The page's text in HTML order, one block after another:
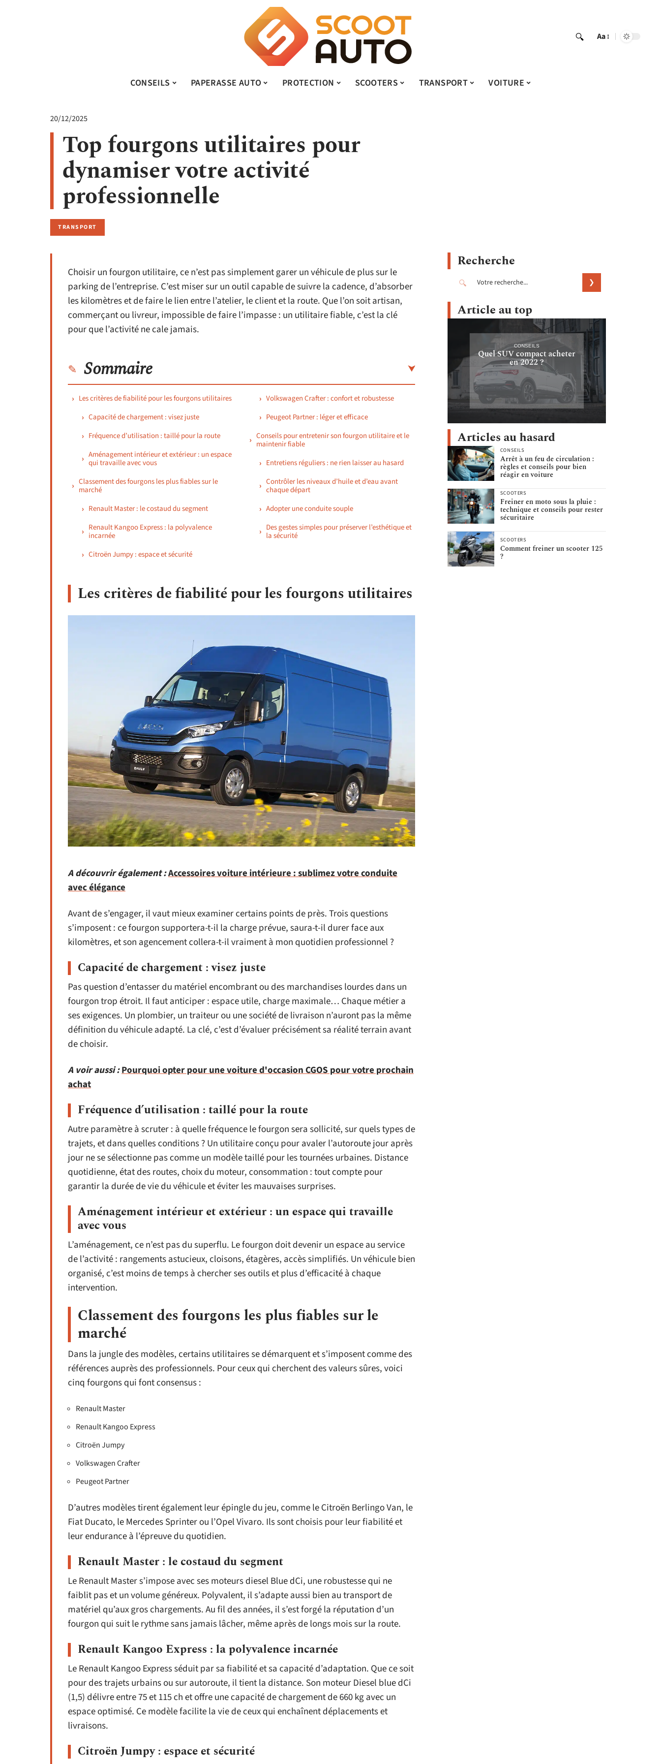
Aa
CONSEILS PAPERASSE AUTO PROTECTION SCOOTERS TRANSPORT VOITURE
20/12/2025
Top fourgons utilitaires pour
dynamiser votre activité
professionnelle
TRANSPORT
Choisir un fourgon utilitaire, ce n’est pas simplement garer un véhicule de plus sur le
parking de l’entreprise. C’est miser sur un outil capable de suivre la cadence, d’absorber
les kilomètres et de faire le lien entre l’atelier, le client et la route. Que l’on soit artisan,
commerçant ou livreur, impossible de faire l’impasse : un utilitaire fiable, c’est la clé
pour que l’activité ne cale jamais.
Sommaire
Les critères de fiabilité pour les fourgons utilitaires
Capacité de chargement : visez juste
Fréquence d’utilisation : taillé pour la route
Aménagement intérieur et extérieur : un espace
qui travaille avec vous
Classement des fourgons les plus fiables sur le
marché
Renault Master : le costaud du segment
Renault Kangoo Express : la polyvalence
incarnée
Citroën Jumpy : espace et sécurité
Volkswagen Crafter : confort et robustesse
Peugeot Partner : léger et efficace
Conseils pour entretenir son fourgon utilitaire et le
maintenir fiable
Entretiens réguliers : ne rien laisser au hasard
Contrôler les niveaux d’huile et d’eau avant
chaque départ
Adopter une conduite souple
Des gestes simples pour préserver l’esthétique et
la sécurité
Les critères de fiabilité pour les fourgons utilitaires
A découvrir également :Accessoires voiture intérieure : sublimez votre conduite
avec élégance
Avant de s’engager, il vaut mieux examiner certains points de près. Trois questions
s’imposent : ce fourgon supportera-t-il la charge prévue, saura-t-il durer face aux
kilomètres, et son agencement collera-t-il vraiment à mon quotidien professionnel ?
Capacité de chargement : visez juste
Pas question d’entasser du matériel encombrant ou des marchandises lourdes dans un
fourgon trop étroit. Il faut anticiper : espace utile, charge maximale… Chaque métier a
ses exigences. Un plombier, un traiteur ou une société de livraison n’auront pas la même
définition du véhicule adapté. La clé, c’est d’évaluer précisément sa réalité terrain avant
de choisir.
A voir aussi :Pourquoi opter pour une voiture d'occasion CGOS pour votre prochain
achat
Fréquence d’utilisation : taillé pour la route
Autre paramètre à scruter : à quelle fréquence le fourgon sera sollicité, sur quels types de
trajets, et dans quelles conditions ? Un utilitaire conçu pour avaler l’autoroute jour après
jour ne se sélectionne pas comme un modèle taillé pour les tournées urbaines. Distance
quotidienne, état des routes, choix du moteur, consommation : tout compte pour
garantir la durée de vie du véhicule et éviter les mauvaises surprises.
Aménagement intérieur et extérieur : un espace qui travaille
avec vous
L’aménagement, ce n’est pas du superflu. Le fourgon doit devenir un espace au service
de l’activité : rangements astucieux, cloisons, étagères, accès simplifiés. Un véhicule bien
organisé, c’est moins de temps à chercher ses outils et plus d’efficacité à chaque
intervention.
Classement des fourgons les plus fiables sur le
marché
Dans la jungle des modèles, certains utilitaires se démarquent et s’imposent comme des
références auprès des professionnels. Pour ceux qui cherchent des valeurs sûres, voici
cinq fourgons qui font consensus :
Renault Master
Renault Kangoo Express
Citroën Jumpy
Volkswagen Crafter
Peugeot Partner
D’autres modèles tirent également leur épingle du jeu, comme le Citroën Berlingo Van, le
Fiat Ducato, le Mercedes Sprinter ou l’Opel Vivaro. Ils sont choisis pour leur fiabilité et
leur endurance à l’épreuve du quotidien.
Renault Master : le costaud du segment
Le Renault Master s’impose avec ses moteurs diesel Blue dCi, une robustesse qui ne
faiblit pas et un volume généreux. Polyvalent, il s’adapte aussi bien au transport de
matériel qu’aux gros chargements. Au fil des années, il s’est forgé la réputation d’un
fourgon qui suit le rythme sans jamais lâcher, même après de longs mois sur la route.
Renault Kangoo Express : la polyvalence incarnée
Le Renault Kangoo Express séduit par sa fiabilité et sa capacité d’adaptation. Que ce soit
pour des trajets urbains ou sur autoroute, il tient la distance. Son moteur Diesel blue dCi
(1,5) délivre entre 75 et 115 ch et offre une capacité de chargement de 660 kg avec un
espace optimisé. Ce modèle facilite la vie de ceux qui enchaînent déplacements et
livraisons.
Citroën Jumpy : espace et sécurité
Recherche
Article au top
CONSEILS
Quel SUV compact acheter
en 2022 ?
Articles au hasard
CONSEILS
Arrêt à un feu de circulation :
règles et conseils pour bien
réagir en voiture
SCOOTERS
Freiner en moto sous la pluie :
technique et conseils pour rester
sécuritaire
SCOOTERS
Comment freiner un scooter 125
?